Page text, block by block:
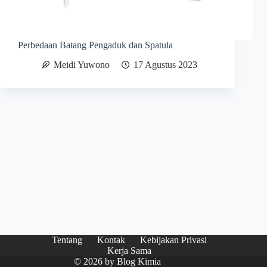
Perbedaan Batang Pengaduk dan Spatula
Meidi Yuwono
17 Agustus 2023
Tentang Kontak
Kebijakan Privasi
Kerja Sama
© 2026 byBlog Kimia